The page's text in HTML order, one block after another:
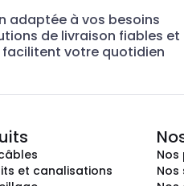
adaptée à vos besoins
de livraison fiables et
facilitent votre quotidien
et canalisations
Nos